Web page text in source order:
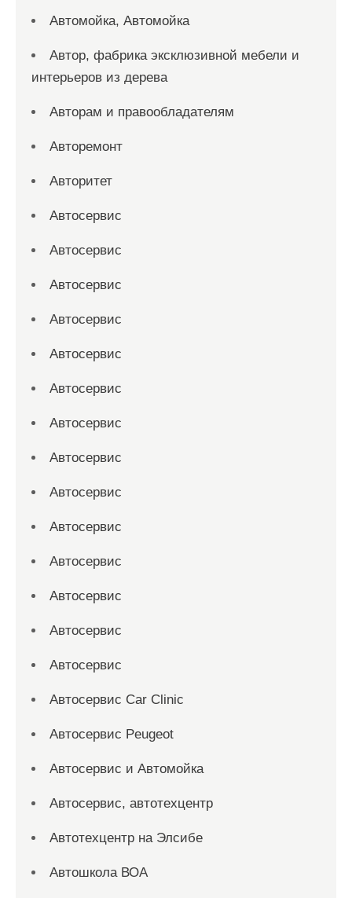
Автомойка, Автомойка
Автор, фабрика эксклюзивной мебели и
интерьеров из дерева
Авторам и правообладателям
Авторемонт
Авторитет
Автосервис
Автосервис
Автосервис
Автосервис
Автосервис
Автосервис
Автосервис
Автосервис
Автосервис
Автосервис
Автосервис
Автосервис
Автосервис
Автосервис
Автосервис Car Clinic
Автосервис Peugeot
Автосервис и Автомойка
Автосервис, автотехцентр
Автотехцентр на Элсибе
Автошкола ВОА